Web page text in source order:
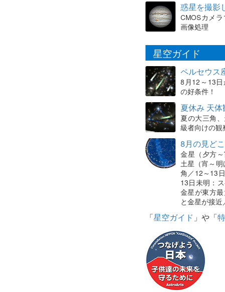
惑星を撮影
CMOSカメ
画像処理
星空ガイド
ペルセウス
8月12～13
の好条件！
夏休み 天
夏の大三角
級者向けの観
8月の見ど
金星（夕方
土星（宵～
角／12～13
13日未明：
金星が東方
と金星が接
「星空ガイド 」や「